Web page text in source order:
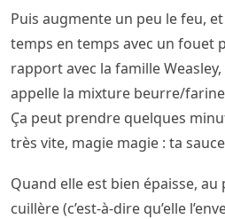
Puis augmente un peu le feu,
temps en temps avec un fouet
rapport avec la famille Weasley,
appelle la mixture beurre/
Ça peut prendre quelques
très vite, magie magie : ta
Quand elle est bien épaisse, au
cuillère (c’est-à-dire qu’elle